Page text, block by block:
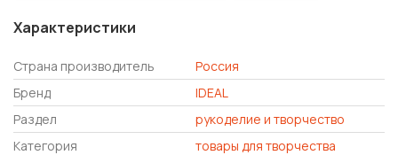
Характеристики
Страна производитель
Россия
Бренд
IDEAL
Раздел
рукоделие и творчество
Категория
товары для творчества